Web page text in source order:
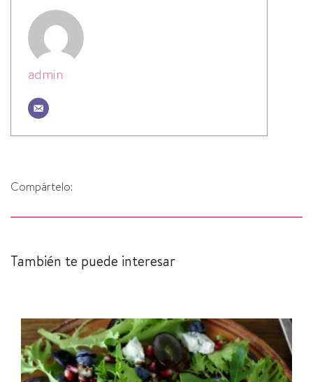
admin
Compártelo:
También te puede interesar